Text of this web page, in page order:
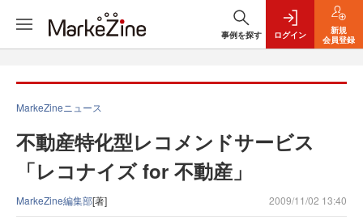
事例を探す ログイン
新規
会員登録
MarkeZineニュース
不動産特化型レコメンドサービス
「レコナイズ for 不動産」
MarkeZine編集部[著] 2009/11/02 13:40